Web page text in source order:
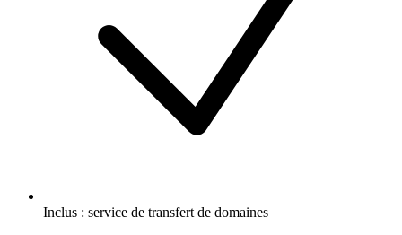
Inclus : service de transfert de domaines